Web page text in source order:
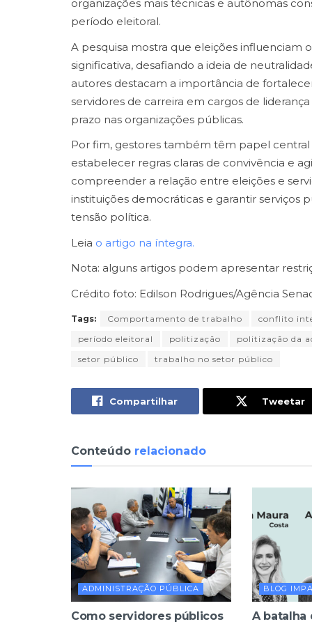
organizações mais técnicas e autônomas
período eleitoral.
A pesquisa mostra que eleições
significativa, desafiando a ideia de
autores destacam a importância de
servidores de carreira em cargos de
prazo nas organizações públicas.
Por fim, gestores também têm papel
estabelecer regras claras de convivência e
compreender a relação entre eleições e
instituições democráticas e garantir serviços
tensão política.
Leia o artigo na íntegra.
Nota: alguns artigos podem apresentar
Crédito foto: Edilson Rodrigues/Agência
Tags: Comportamento de trabalho
conflito
período eleitoral
politização
politização da
setor público
trabalho no setor público
Compartilhar Tweetar
Conteúdo relacionado
ADMINISTRAÇÃO PÚBLICA
Como servidores públicos
BLOG
A batalha